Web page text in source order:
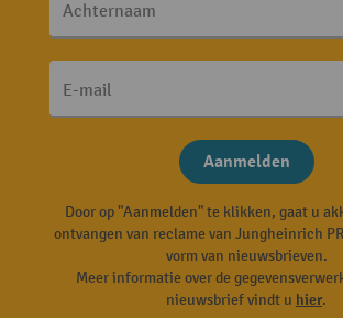
Achternaam
E-mail
Aanmelden
Door op "Aanmelden" te klikken, gaat u
ontvangen van reclame van Jungheinrich
vorm van nieuwsbrieven.
Meer informatie over de
nieuwsbrief vindt u hier.